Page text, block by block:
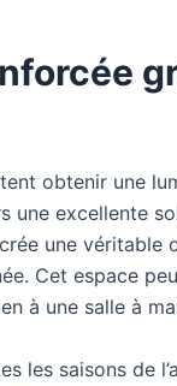
obtenir une
une excellente
une véritable
Cet espace
à une salle à
les saisons de